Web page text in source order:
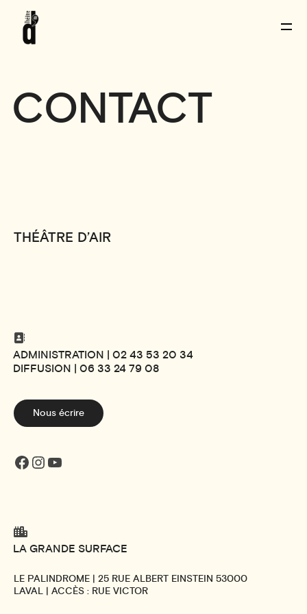
CONTACT
THÉÂTRE D’AIR
ADMINISTRATION | 02 43 53 20 34
DIFFUSION | 06 33 24 79 08
Nous écrire
Facebook Instagram YouTube
LA GRANDE SURFACE
LE PALINDROME | 25 RUE ALBERT EINSTEIN 53000
LAVAL | ACCÈS : RUE VICTOR